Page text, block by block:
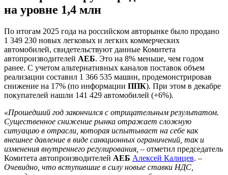
на уровне 1,4 млн
По итогам 2025 года на российском авторынке было продано
1 349 230 новых легковых и легких коммерческих
автомобилей, свидетельствуют данные Комитета
автопроизводителей АЕБ. Это на 8% меньше, чем годом
ранее. С учетом альтернативных каналов поставок объем
реализации составил 1 366 535 машин, продемонстрировав
снижение на 17% (по информации ППК). При этом в декабре
покупателей нашли 141 429 автомобилей (+6%).
«Прошедший год закончился с отрицательным результатом.
Существенное снижение рынка отражает сложную
ситуацию в отрасли, которая испытывает на себе как
внешнее давление в виде санкционных ограничений, так и
изменения внутреннего регулирования, – отметил председатель
Комитета автопроизводителей АЕБ Алексей Калицев. –
Очевидно, что вступившие в силу новые ставки НДС,